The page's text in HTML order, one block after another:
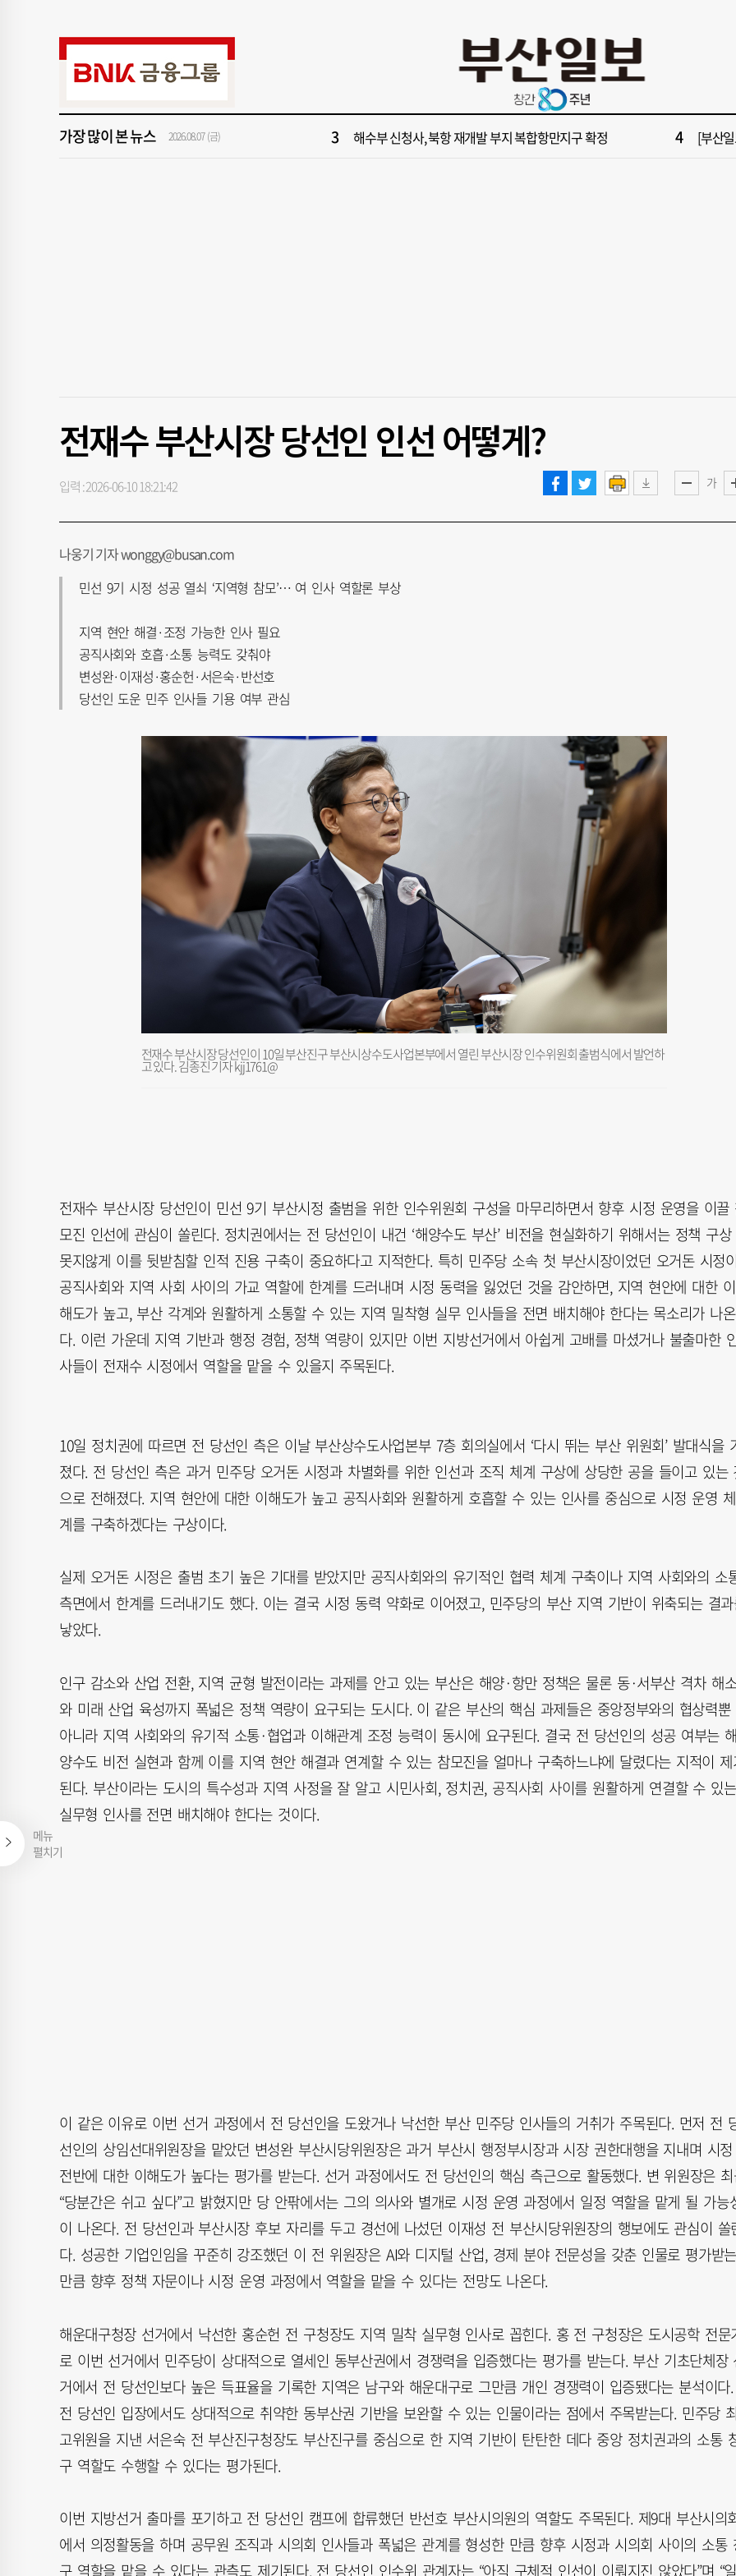
메뉴
펼치기
가장 많이 본 뉴스 2026.08.07 (금)
‘불가마 부산’ 식히려면 꽉 막힌 바람길 53곳 열어라 2028
[속보] 제13호 태풍 돌핀 경로, 내주 중국 상륙…'불가마 더위' 언제까지 "아들
3 해수부 신청사, 북항 재개발 부지 복합항만지구 확정 4 [부산
전재수 부산시장 당선인 인선 어떻게?
가
입력 : 2026-06-10 18:21:42
나웅기 기자 wonggy@busan.com
민선 9기 시정 성공 열쇠 ‘지역형 참모’… 여 인사 역할론 부상
지역 현안 해결·조정 가능한 인사 필요
공직사회와 호흡·소통 능력도 갖춰야
변성완·이재성·홍순헌·서은숙·반선호
당선인 도운 민주 인사들 기용 여부 관심
전재수 부산시장 당선인이 10일 부산진구 부산시상수도사업본부에서 열린 부산시장 인수위원회 출범식에서 발언하
고 있다. 김종진 기자 kjj1761@
전재수 부산시장 당선인이 민선 9기 부산시정 출범을 위한 인수위원회 구성을 마무리하면서 향후 시정 운영을 이끌
모진 인선에 관심이 쏠린다. 정치권에서는 전 당선인이 내건 ‘해양수도 부산’ 비전을 현실화하기 위해서는 정책 구상
못지않게 이를 뒷받침할 인적 진용 구축이 중요하다고 지적한다. 특히 민주당 소속 첫 부산시장이었던 오거돈 시정이
공직사회와 지역 사회 사이의 가교 역할에 한계를 드러내며 시정 동력을 잃었던 것을 감안하면, 지역 현안에 대한 이
해도가 높고, 부산 각계와 원활하게 소통할 수 있는 지역 밀착형 실무 인사들을 전면 배치해야 한다는 목소리가 나온
다. 이런 가운데 지역 기반과 행정 경험, 정책 역량이 있지만 이번 지방선거에서 아쉽게 고배를 마셨거나 불출마한
사들이 전재수 시정에서 역할을 맡을 수 있을지 주목된다.
10일 정치권에 따르면 전 당선인 측은 이날 부산상수도사업본부 7층 회의실에서 ‘다시 뛰는 부산 위원회’ 발대식을
졌다. 전 당선인 측은 과거 민주당 오거돈 시정과 차별화를 위한 인선과 조직 체계 구상에 상당한 공을 들이고 있는
으로 전해졌다. 지역 현안에 대한 이해도가 높고 공직사회와 원활하게 호흡할 수 있는 인사를 중심으로 시정 운영 체
계를 구축하겠다는 구상이다.
실제 오거돈 시정은 출범 초기 높은 기대를 받았지만 공직사회와의 유기적인 협력 체계 구축이나 지역 사회와의 소
측면에서 한계를 드러내기도 했다. 이는 결국 시정 동력 약화로 이어졌고, 민주당의 부산 지역 기반이 위축되는 결
낳았다.
인구 감소와 산업 전환, 지역 균형 발전이라는 과제를 안고 있는 부산은 해양·항만 정책은 물론 동·서부산 격차 해
와 미래 산업 육성까지 폭넓은 정책 역량이 요구되는 도시다. 이 같은 부산의 핵심 과제들은 중앙정부와의 협상력뿐
아니라 지역 사회와의 유기적 소통·협업과 이해관계 조정 능력이 동시에 요구된다. 결국 전 당선인의 성공 여부는 해
양수도 비전 실현과 함께 이를 지역 현안 해결과 연계할 수 있는 참모진을 얼마나 구축하느냐에 달렸다는 지적이 제
된다. 부산이라는 도시의 특수성과 지역 사정을 잘 알고 시민사회, 정치권, 공직사회 사이를 원활하게 연결할 수 있는
실무형 인사를 전면 배치해야 한다는 것이다.
이 같은 이유로 이번 선거 과정에서 전 당선인을 도왔거나 낙선한 부산 민주당 인사들의 거취가 주목된다. 먼저 전
선인의 상임선대위원장을 맡았던 변성완 부산시당위원장은 과거 부산시 행정부시장과 시장 권한대행을 지내며 시정
전반에 대한 이해도가 높다는 평가를 받는다. 선거 과정에서도 전 당선인의 핵심 측근으로 활동했다. 변 위원장은
“당분간은 쉬고 싶다”고 밝혔지만 당 안팎에서는 그의 의사와 별개로 시정 운영 과정에서 일정 역할을 맡게 될 가능
이 나온다. 전 당선인과 부산시장 후보 자리를 두고 경선에 나섰던 이재성 전 부산시당위원장의 행보에도 관심이 쏠
다. 성공한 기업인임을 꾸준히 강조했던 이 전 위원장은 AI와 디지털 산업, 경제 분야 전문성을 갖춘 인물로 평가받는
만큼 향후 정책 자문이나 시정 운영 과정에서 역할을 맡을 수 있다는 전망도 나온다.
해운대구청장 선거에서 낙선한 홍순헌 전 구청장도 지역 밀착 실무형 인사로 꼽힌다. 홍 전 구청장은 도시공학 전문
로 이번 선거에서 민주당이 상대적으로 열세인 동부산권에서 경쟁력을 입증했다는 평가를 받는다. 부산 기초단체장
거에서 전 당선인보다 높은 득표율을 기록한 지역은 남구와 해운대구로 그만큼 개인 경쟁력이 입증됐다는 분석이다.
전 당선인 입장에서도 상대적으로 취약한 동부산권 기반을 보완할 수 있는 인물이라는 점에서 주목받는다. 민주당 최
고위원을 지낸 서은숙 전 부산진구청장도 부산진구를 중심으로 한 지역 기반이 탄탄한 데다 중앙 정치권과의 소통
구 역할도 수행할 수 있다는 평가된다.
이번 지방선거 출마를 포기하고 전 당선인 캠프에 합류했던 반선호 부산시의원의 역할도 주목된다. 제9대 부산시의
에서 의정활동을 하며 공무원 조직과 시의회 인사들과 폭넓은 관계를 형성한 만큼 향후 시정과 시의회 사이의 소통
구 역할을 맡을 수 있다는 관측도 제기된다. 전 당선인 인수위 관계자는 “아직 구체적 인선이 이뤄지진 않았다”며 “일